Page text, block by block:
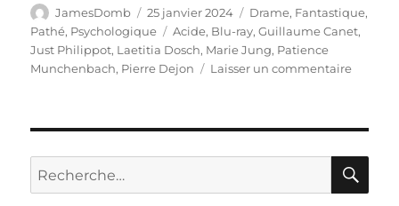
Auteur
JamesDomb
Publié
le
25 janvier 2024 Catégories
Drame, Fantastique,
Pathé, Psychologique Étiquettes
Acide, Blu-ray,Guillaume Canet,
Just Philippot, Laetitia Dosch, Marie Jung, Patience
Munchenbach, Pierre Dejon Laisser un commentairesur
Acide,
réalisé
par
Recherche
pour :